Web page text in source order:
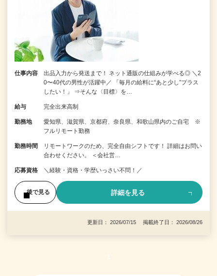
仕事内容
出品入力から発送まで！ ネット通販の仕組みが学べる◎ ＼2
0〜40代の男性が活躍中／ 「毎月の給料に“あと少し”プラス
したい！」 ⇒そんな〈目標〉を…
給与 完全出来高制
勤務地
愛知県、滋賀県、京都府、奈良県、和歌山県内のご自宅 ※
フルリモート勤務
勤務時間
リモートワークのため、完全自由シフトです！ 詳細はお問い
合わせください。 ＜会社営…
応募資格 ＼経験・資格・学歴いっさい不問！／
後で見る 詳細を見る
更新日： 2026/07/15 掲載終了日： 2026/08/26
1